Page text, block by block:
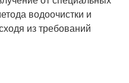
водоочистки и
из требований